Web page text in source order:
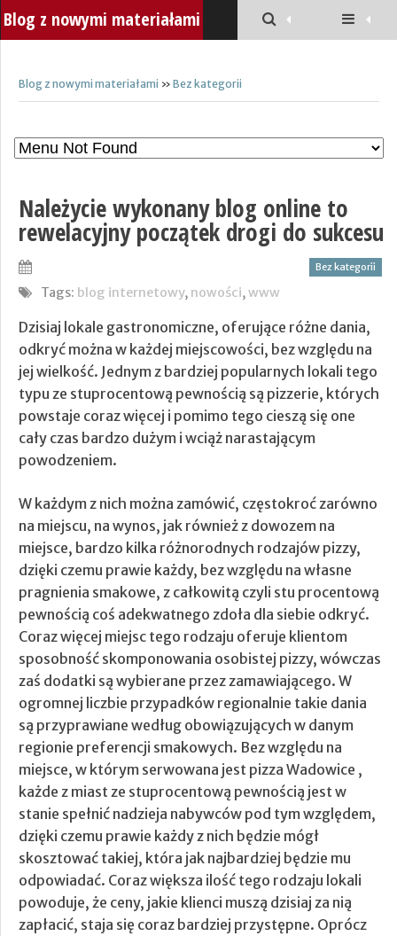
Blog z nowymi materiałami
Blog z nowymi materiałami » Bez kategorii
Należycie wykonany blog online to
rewelacyjny początek drogi do sukcesu
Bez kategorii
Tags: blog internetowy, nowości, www
Dzisiaj lokale gastronomiczne, oferujące różne dania,
odkryć można w każdej miejscowości, bez względu na
jej wielkość. Jednym z bardziej popularnych lokali tego
typu ze stuprocentową pewnością są pizzerie, których
powstaje coraz więcej i pomimo tego cieszą się one
cały czas bardzo dużym i wciąż narastającym
powodzeniem.
W każdym z nich można zamówić, częstokroć zarówno
na miejscu, na wynos, jak również z dowozem na
miejsce, bardzo kilka różnorodnych rodzajów pizzy,
dzięki czemu prawie każdy, bez względu na własne
pragnienia smakowe, z całkowitą czyli stu procentową
pewnością coś adekwatnego zdoła dla siebie odkryć.
Coraz więcej miejsc tego rodzaju oferuje klientom
sposobność skomponowania osobistej pizzy, wówczas
zaś dodatki są wybierane przez zamawiającego. W
ogromnej liczbie przypadków regionalnie takie dania
są przyprawiane według obowiązujących w danym
regionie preferencji smakowych. Bez względu na
miejsce, w którym serwowana jest pizza Wadowice ,
każde z miast ze stuprocentową pewnością jest w
stanie spełnić nadzieja nabywców pod tym względem,
dzięki czemu prawie każdy z nich będzie mógł
skosztować takiej, która jak najbardziej będzie mu
odpowiadać. Coraz większa ilość tego rodzaju lokali
powoduje, że ceny, jakie klienci muszą dzisiaj za nią
zapłacić, staja się coraz bardziej przystępne. Oprócz